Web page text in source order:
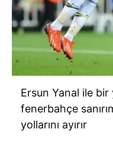
Ersun Yanal ile bir
fenerbahçe
yollarını ayırır